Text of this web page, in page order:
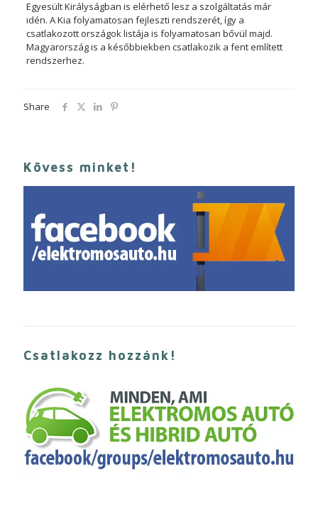
Egyesült Királyságban is elérhető lesz a szolgáltatás már
idén. A Kia folyamatosan fejleszti rendszerét, így a
csatlakozott országok listája is folyamatosan bővül majd.
Magyarország is a későbbiekben csatlakozik a fent említett
rendszerhez.
Share
Kövess minket!
Csatlakozz hozzánk!